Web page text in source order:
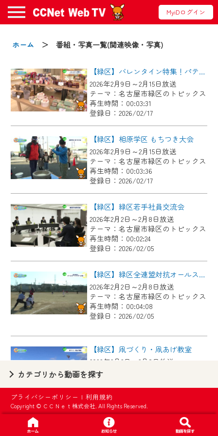
MyiDログイン
ホーム ＞ 番組・写真一覧(関連映像・写真)
【緑区】バレンタイン特集！パティスリールルット
2026年2月9日～2月15日放送
テーマ：名古屋市緑区のトピックス
再生時間：00:03:31
登録日：2026/02/17
【緑区】相原学区 もちつき大会
2026年2月9日～2月15日放送
テーマ：名古屋市緑区のトピックス
再生時間：00:03:36
登録日：2026/02/17
【緑区】緑区若手社員交流会
2026年2月2日～2月8日放送
テーマ：名古屋市緑区のトピックス
再生時間：00:02:24
登録日：2026/02/05
【緑区】緑区全連盟対抗オールスターソフトボール大会
2026年2月2日～2月8日放送
テーマ：名古屋市緑区のトピックス
再生時間：00:04:08
登録日：2026/02/05
【緑区】凧づくり・凧あげ教室
2026年2月2日～2月8日放送
テーマ：名古屋市緑区のトピックス
再生時間：00:02:55
登録日：2026/02/05
【緑区】有松天満社で伝統の左義長
2026年2月2日～2月8日放送
カテゴリから動画を探す
プライバシーポリシー |利用規約
Copyright © ＣＣＮｅｔ株式会社. All Rights Reserved.
お知らせ
2024/09/02
動画配信サービス『CCNet Web TV』は2024
年9月24日からリニューアルします！
【変更点】
◆デザイン変更により、お住まいの地域
の動画コンテンツが一目瞭然。
◆当社アプリやＰＣブラウザから、いつ
でも・どこでも・外出先でも！
CCNetサービスエリア20市町の地域情報
番組をご視聴いただけます！
【ご注意】
2024年9月24日からはご加入者様へのサー
ビス向上のため、
『CCNet Web TV』を利用いただくには、
一部コンテンツを除き、
CCNetサービスへの加入と『CCNetマイ
ページ※』へのログインが必要となりま
す。
いたします。
要となります。
※MyIDとは、CCNet Web TVを含むCCNetの
各種サービスをご利用頂くためのIDです。
IDはお客様が使っているメールアドレス
で設定できます。